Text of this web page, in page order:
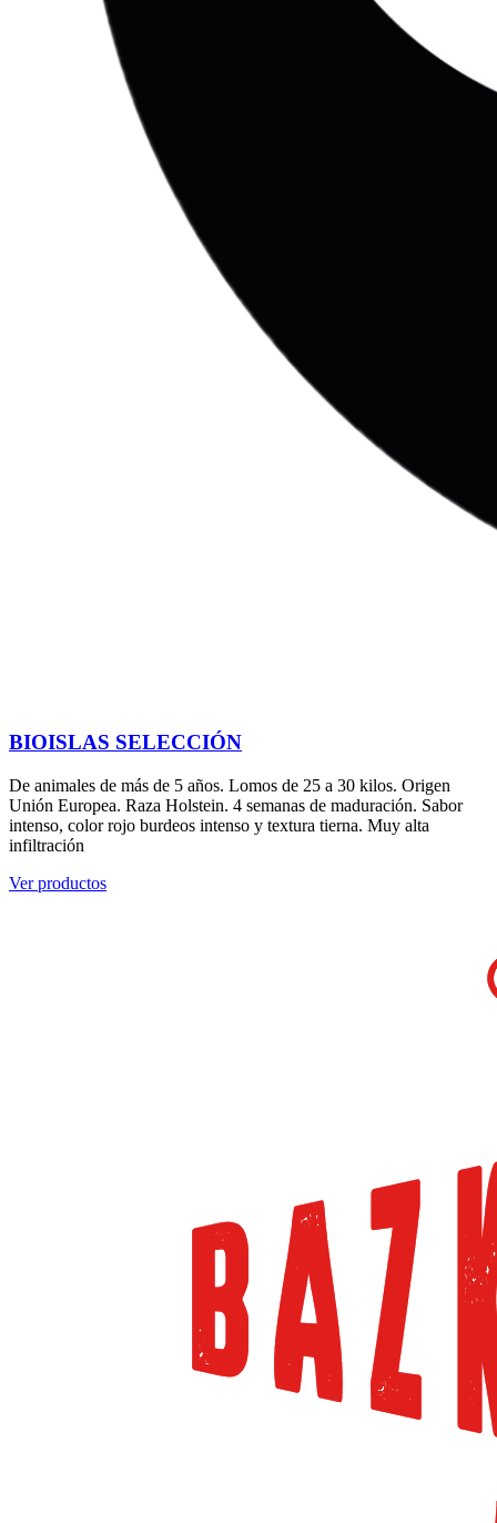
BIOISLAS SELECCIÓN
De animales de más de 5 años. Lomos de 25 a 30 kilos. Origen
Unión Europea. Raza Holstein. 4 semanas de maduración. Sabor
intenso, color rojo burdeos intenso y textura tierna. Muy alta
infiltración
Ver productos